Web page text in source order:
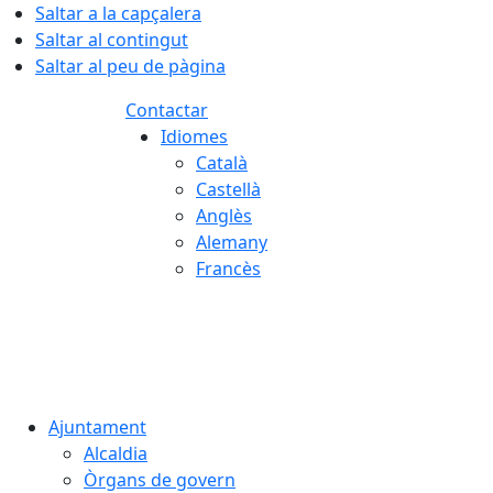
Saltar a la capçalera
Saltar al contingut
Saltar al peu de pàgina
Contactar
Idiomes
Català
Castellà
Anglès
Alemany
Francès
Ajuntament
Alcaldia
Òrgans de govern